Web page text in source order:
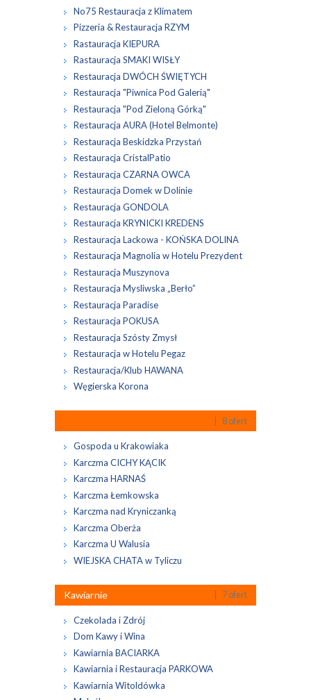
No75 Restauracja z Klimatem
Pizzeria & Restauracja RZYM
Rastauracja KIEPURA
Rastauracja SMAKI WISŁY
Restauracja DWÓCH ŚWIĘTYCH
Restauracja "Piwnica Pod Galerią"
Restauracja "Pod Zieloną Górką"
Restauracja AURA (Hotel Belmonte)
Restauracja Beskidzka Przystań
Restauracja CristalPatio
Restauracja CZARNA OWCA
Restauracja Domek w Dolinie
Restauracja GONDOLA
Restauracja KRYNICKI KREDENS
Restauracja Lackowa - KOŃSKA DOLINA
Restauracja Magnolia w Hotelu Prezydent
Restauracja Muszynova
Restauracja Mysliwska „Berło”
Restauracja Paradise
Restauracja POKUSA
Restauracja Szósty Zmysł
Restauracja w Hotelu Pegaz
Restauracja/Klub HAWANA
Węgierska Korona
| 8 ofert
Gospoda u Krakowiaka
Karczma CICHY KĄCIK
Karczma HARNAŚ
Karczma Łemkowska
Karczma nad Kryniczanką
Karczma Oberża
Karczma U Walusia
WIEJSKA CHATA w Tyliczu
Kawiarnie | 7 ofert
Czekolada i Zdrój
Dom Kawy i Wina
Kawiarnia BACIARKA
Kawiarnia i Restauracja PARKOWA
Kawiarnia Witoldówka